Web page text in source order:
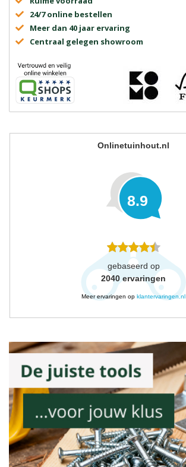
24/7 online bestellen
Meer dan 40 jaar ervaring
Centraal gelegen showroom
Onlinetuinhout.nl
8.9
gebaseerd op
2040 ervaringen
Meer ervaringen op klantervaringen.nl